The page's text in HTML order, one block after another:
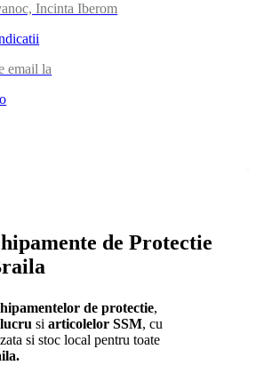
Incinta Iberom
email la
de Protectie
de protectie,
siarticolelor SSM, cu
si stoc local pentru toate